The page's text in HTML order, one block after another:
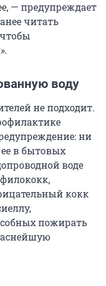
— предупреждает
читать
воду
не подходит.
ни
ее в бытовых
воде
кокк
пожирать